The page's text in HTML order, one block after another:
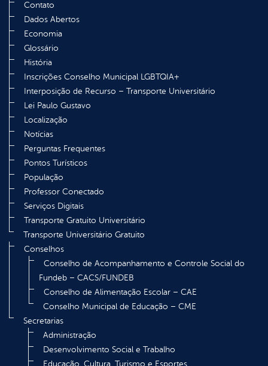
Contato
Dados Abertos
Economia
Glossário
História
Inscrições Conselho Municipal LGBTQIA+
Interposição de Recurso – Transporte Universitário
Lei Paulo Gustavo
Localização
Notícias
Perguntas Frequentes
Pontos Turísticos
População
Professor Conectado
Serviços Digitais
Transporte Gratuito Universitário
Transporte Universitário Gratuito
Conselhos
Conselho de Acompanhamento e Controle Social do
Fundeb – CACS/FUNDEB
Conselho de Alimentação Escolar – CAE
Conselho Municipal de Educação – CME
Secretarias
Administração
Desenvolvimento Social e Trabalho
Educação, Cultura, Turismo e Esportes